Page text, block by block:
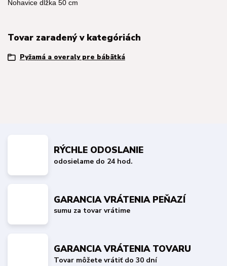
Nohavice dĺžka 50 cm
Tovar zaradený v kategóriách
Pyžamá a overaly pre bábätká
RÝCHLE ODOSLANIE
odosielame do 24 hod.
GARANCIA VRÁTENIA PEŇAZÍ
sumu za tovar vrátime
GARANCIA VRÁTENIA TOVARU
Tovar môžete vrátiť do 30 dní